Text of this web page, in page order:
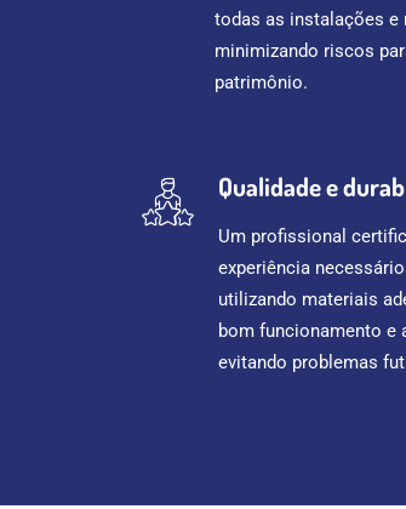
todas as instalações e
minimizando riscos
patrimônio.
Qualidade e
Um profissional
experiência
utilizando materiais
bom funcionamento e
evitando problemas